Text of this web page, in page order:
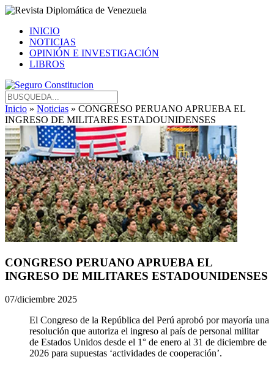
INICIO
NOTICIAS
OPINIÓN E INVESTIGACIÓN
LIBROS
Inicio » Noticias » CONGRESO PERUANO APRUEBA EL
INGRESO DE MILITARES ESTADOUNIDENSES
CONGRESO PERUANO APRUEBA EL
INGRESO DE MILITARES ESTADOUNIDENSES
07/diciembre 2025
El Congreso de la República del Perú aprobó por mayoría una
resolución que autoriza el ingreso al país de personal militar
de Estados Unidos desde el 1° de enero al 31 de diciembre de
2026 para supuestas ‘actividades de cooperación’.